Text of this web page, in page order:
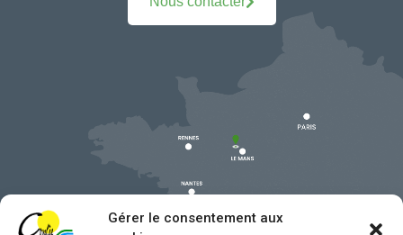
Gérer le consentement aux